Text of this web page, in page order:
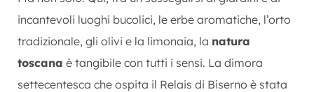
incantevoli luoghi bucolici, le erbe aromatiche, l’orto
tradizionale, gli olivi e la limonaia, la natura
toscana è tangibile con tutti i sensi. La dimora
settecentesca che ospita il Relais di Biserno è stata